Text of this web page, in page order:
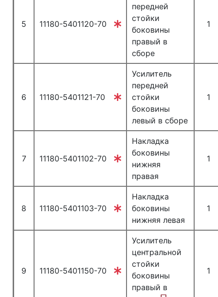
5 11180-5401120-70
передней
стойки
боковины
правый в
сборе
1
6 11180-5401121-70
Усилитель
передней
стойки
боковины
левый в сборе
1
7 11180-5401102-70
Накладка
боковины
нижняя
правая
1
8 11180-5401103-70
Накладка
боковины
нижняя левая
1
9 11180-5401150-70
Усилитель
центральной
стойки
боковины
правый в
1